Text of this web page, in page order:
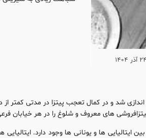
شد و در کمال تعجب پیتزا در مدتی کمتر از
های معروف و شلوغ را در هر خیابان
ایتالیایی ها و یونانی ها وجود دارد.